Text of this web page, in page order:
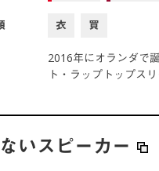
衣 買
2016年にオランダで
ト・ラップトップス
いスピーカー